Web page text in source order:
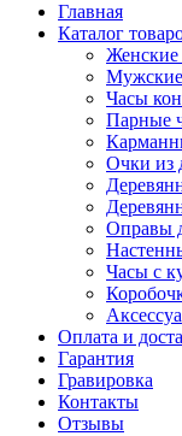
Главная
Каталог
Женские
Мужские
Часы
Парные
Очки из
Оправы
Часы с
Оплата и
Гарантия
Гравировка
Контакты
Отзывы